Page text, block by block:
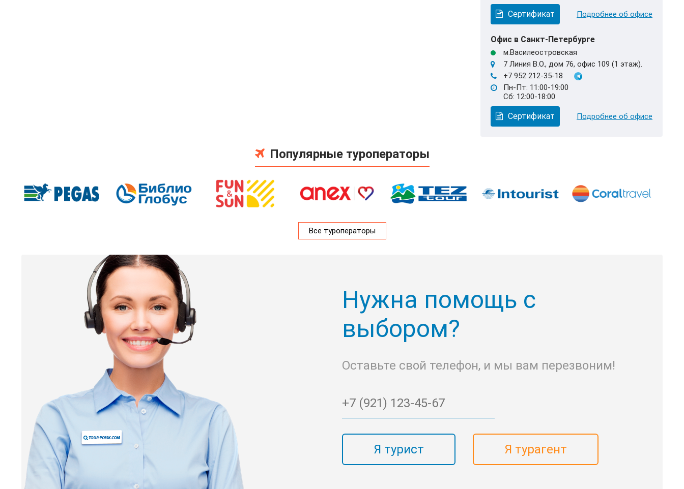
Сертификат Подробнее об офисе
Офис в Санкт-Петербурге
м.Василеостровская
7 Линия В.О., дом 76, офис 109 (1 этаж).
+7 952 212-35-18
Пн-Пт: 11:00-19:00
Сб: 12:00-18:00
Сертификат Подробнее об офисе
Популярные туроператоры
Все туроператоры
Нужна помощь с
выбором?
Оставьте свой телефон, и мы вам перезвоним!
Я турист Я турагент